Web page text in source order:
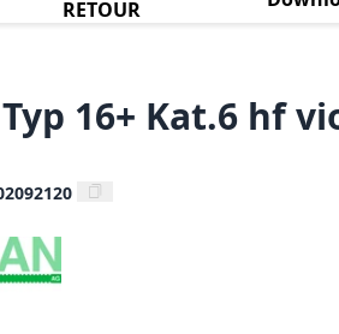
RETOUR
16+ Kat.6 hf